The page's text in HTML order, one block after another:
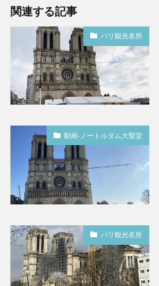
関連する記事
パリ観光名所
動画-ノートルダム大聖堂
パリ観光名所